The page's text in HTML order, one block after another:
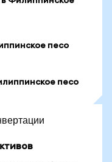
песо
песо